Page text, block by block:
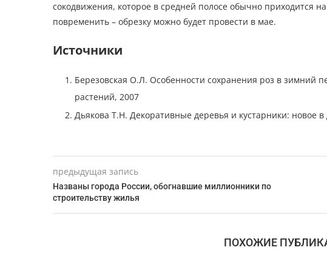
сокодвижения, которое в средней полосе обычно приходится
повременить – обрезку можно будет провести в мае.
Источники
Березовская О.Л. Особенности сохранения роз в зимний
растений, 2007
Дьякова Т.Н. Декоративные деревья и кустарники: новое
предыдущая запись
Названы города России, обогнавшие миллионники по
строительству жилья
ПОХОЖИЕ